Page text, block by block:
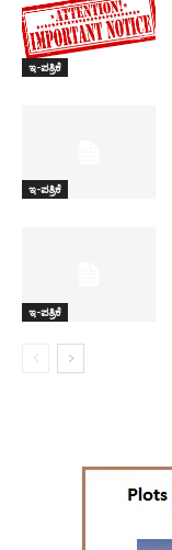
ಇ-ಪತ್ರಿಕೆ
ಇ-ಪತ್ರಿಕೆ
ಇ-ಪತ್ರಿಕೆ